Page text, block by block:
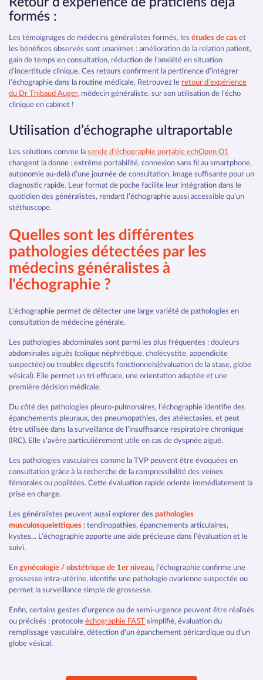
formés :
Les témoignages de médecins généralistes formés, les études de cas et
les bénéfices observés sont unanimes : amélioration de la relation patient,
gain de temps en consultation, réduction de l’anxiété en situation
d’incertitude clinique. Ces retours confirment la pertinence d’intégrer
l’échographie dans la routine médicale. Retrouvez le retour d’expérience
du Dr Thibaud Auger, médecin généraliste, sur son utilisation de l’écho
clinique en cabinet !
Utilisation d’échographe ultraportable
Les solutions comme la sonde d’échographie portable echOpen O1
changent la donne : extrême portabilité, connexion sans fil au smartphone,
autonomie au-delà d’une journée de consultation, image suffisante pour un
diagnostic rapide. Leur format de poche facilite leur intégration dans le
quotidien des généralistes, rendant l’échographie aussi accessible qu’un
stéthoscope.
Quelles sont les différentes
pathologies détectées par les
médecins généralistes à
l'échographie ?
L’échographie permet de détecter une large variété de pathologies en
consultation de médecine générale.
Les pathologies abdominales sont parmi les plus fréquentes : douleurs
abdominales aiguës (colique néphrétique, cholécystite, appendicite
suspectée) ou troubles digestifs fonctionnels(évaluation de la stase, globe
vésical). Elle permet un tri efficace, une orientation adaptée et une
première décision médicale.
Du côté des pathologies pleuro-pulmonaires, l’échographie identifie des
épanchements pleuraux, des pneumopathies, des atélectasies, et peut
être utilisée dans la surveillance de l’insuffisance respiratoire chronique
(IRC). Elle s’avère particulièrement utile en cas de dyspnée aiguë.
Les pathologies vasculaires comme la TVP peuvent être évoquées en
consultation grâce à la recherche de la compressibilité des veines
fémorales ou poplitées. Cette évaluation rapide oriente immédiatement la
prise en charge.
Les généralistes peuvent aussi explorer des pathologies
musculosquelettiques : tendinopathies, épanchements articulaires,
kystes... L’échographie apporte une aide précieuse dans l’évaluation et le
suivi.
En gynécologie / obstétrique de 1er niveau, l’échographie confirme une
grossesse intra-utérine, identifie une pathologie ovarienne suspectée ou
permet la surveillance simple de grossesse.
Enfin, certains gestes d’urgence ou de semi-urgence peuvent être réalisés
ou précisés : protocole échographie FAST simplifié, évaluation du
remplissage vasculaire, détection d’un épanchement péricardique ou d’un
globe vésical.